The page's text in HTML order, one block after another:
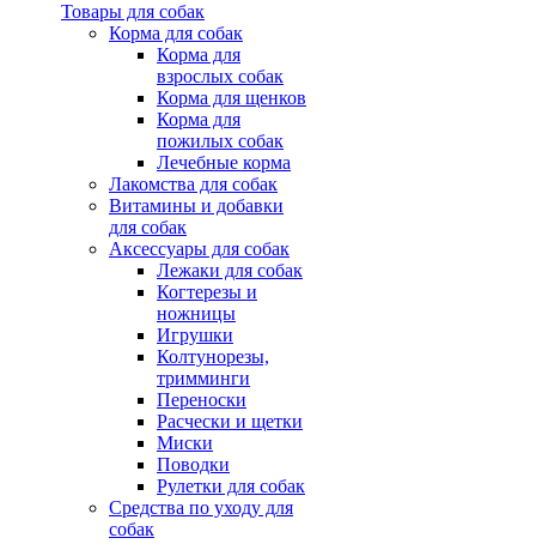
Товары для собак
Корма для собак
Корма для
взрослых собак
Корма для щенков
Корма для
пожилых собак
Лечебные корма
Лакомства для собак
Витамины и добавки
для собак
Аксессуары для собак
Лежаки для собак
Когтерезы и
ножницы
Игрушки
Колтунорезы,
тримминги
Переноски
Расчески и щетки
Миски
Поводки
Рулетки для собак
Средства по уходу для
собак